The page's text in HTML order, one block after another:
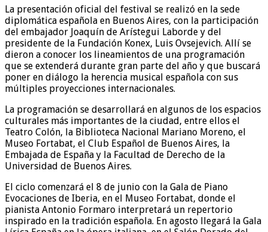
La presentación oficial del festival se realizó en la sede
diplomática española en Buenos Aires, con la participación
del embajador Joaquín de Arístegui Laborde y del
presidente de la Fundación Konex, Luis Ovsejevich. Allí se
dieron a conocer los lineamientos de una programación
que se extenderá durante gran parte del año y que buscará
poner en diálogo la herencia musical española con sus
múltiples proyecciones internacionales.
La programación se desarrollará en algunos de los espacios
culturales más importantes de la ciudad, entre ellos el
Teatro Colón, la Biblioteca Nacional Mariano Moreno, el
Museo Fortabat, el Club Español de Buenos Aires, la
Embajada de España y la Facultad de Derecho de la
Universidad de Buenos Aires.
El ciclo comenzará el 8 de junio con la Gala de Piano
Evocaciones de Iberia, en el Museo Fortabat, donde el
pianista Antonio Formaro interpretará un repertorio
inspirado en la tradición española. En agosto llegará la Gala